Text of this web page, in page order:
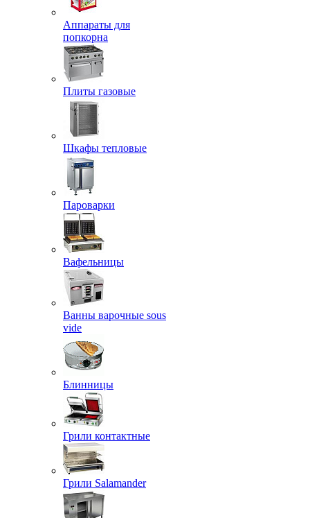
Аппараты для
попкорна
Плиты газовые
Шкафы тепловые
Пароварки
Вафельницы
Ванны варочные sous
vide
Блинницы
Грили контактные
Грили Salamander